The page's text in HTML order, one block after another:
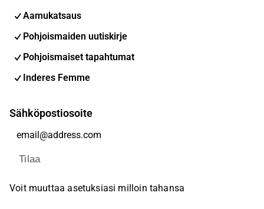
Aamukatsaus
Pohjoismaiden uutiskirje
Pohjoismaiset tapahtumat
Inderes Femme
Sähköpostiosoite
Tilaa
Voit muuttaa asetuksiasi milloin tahansa